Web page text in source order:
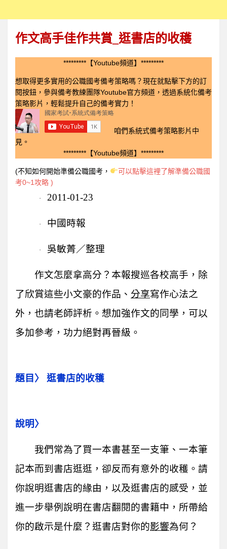
作文高手佳作共賞 逛書店的收穫
*********【Youtube頻道】*********
想取得更多實用的公職國考備考策略嗎？現在就點擊下方的訂
閱按鈕，參與備考教練團隊Youtube官方頻道，透過系統化備考
策略影片，輕鬆提升自己的備考實力！
咱們系統式備考策略影片中
見。
*********【Youtube頻道】*********
(不知如何開始準備公職國考，
可以點擊這裡了解準備公職國
考0~1攻略 )
· 2011-01-23
· 中國時報
· 吳敏菁／整理
作文怎麼拿高分？本報搜巡各校高手，除
了欣賞這些小文豪的作品、 分享寫作心法之
外，也請老師評析。想加強作文的同學，可以
多加參考，功力絕對再晉級。
題目〉 逛書店的收穫
說明〉
我們常為了買一本書甚至一支筆、一本筆
記本而到書店逛逛，卻反而有意外的收穫。請
你說明逛書店的緣由，以及逛書店的感受，並
進一步舉例說明在書店翻閱的書籍中，所帶給
你的啟示是什麼？逛書店對你的影響為何？